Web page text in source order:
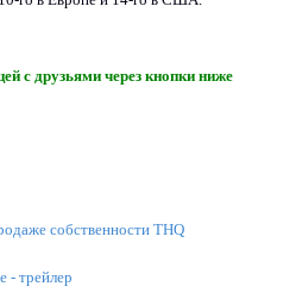
с друзьями через кнопки ниже
собственности THQ
- трейлер